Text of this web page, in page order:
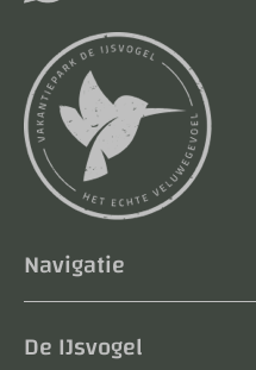
Navigatie
De IJsvogel